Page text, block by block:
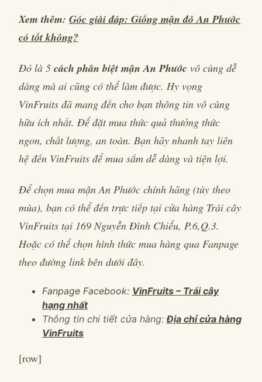
Xem thêm: Góc giải đáp: Giống mận đỏ An Phước
có tốt không?
Đó là 5 cách phân biệt mận An Phước vô cùng dễ
dàng mà ai cũng có thể làm được. Hy vọng
VinFruits đã mang đến cho bạn thông tin vô cùng
hữu ích nhất. Để đặt mua thức quả thưởng thức
ngon, chất lượng, an toàn. Bạn hãy nhanh tay liên
hệ đến VinFruits để mua sắm dễ dàng và tiện lợi.
Để chọn mua mận An Phước chính hãng (tùy theo
mùa), bạn có thể đến trực tiếp tại cửa hàng Trái cây
VinFruits tại 169 Nguyễn Đình Chiểu, P.6,Q.3.
Hoặc có thể chọn hình thức mua hàng qua Fanpage
theo đường link bên dưới đây.
Fanpage Facebook: VinFruits – Trái cây
hạng nhất
Thông tin chi tiết cửa hàng:Địa chỉ cửa hàng
VinFruits
[row]